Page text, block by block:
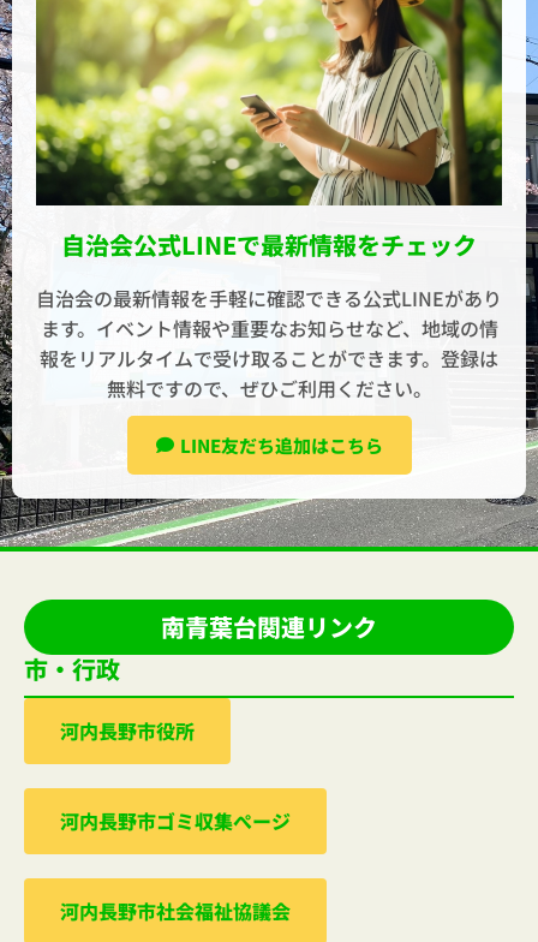
自治会公式LINEで最新情報をチェック
自治会の最新情報を手軽に確認できる公式LINEがあり
ます。イベント情報や重要なお知らせなど、地域の情
報をリアルタイムで受け取ることができます。登録は
無料ですので、ぜひご利用ください。
LINE友だち追加はこちら
南青葉台関連リンク
市・行政
河内⻑野市役所
河内⻑野市ゴミ収集ぺージ
河内⻑野市社会福祉協議会